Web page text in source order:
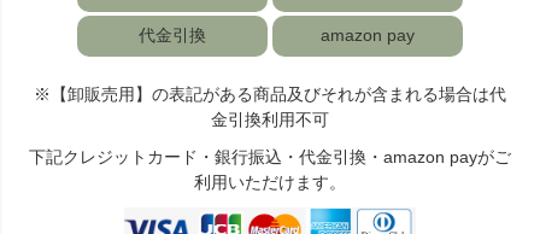
代金引換 amazon pay
※【卸販売用】の表記がある商品及びそれが含まれる場合は代
金引換利用不可
下記クレジットカード・銀行振込・代金引換・amazon payがご
利用いただけます。